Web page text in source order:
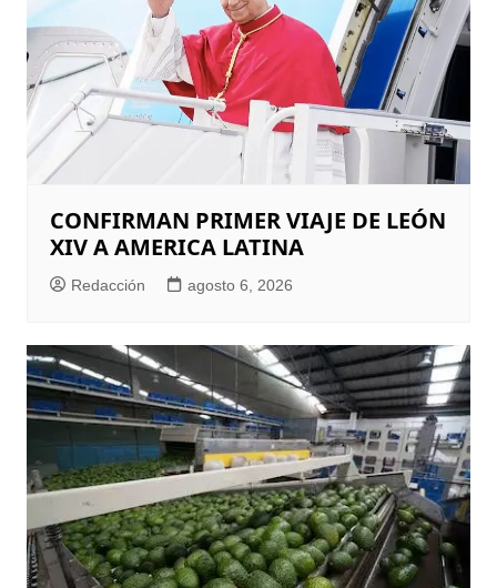
CONFIRMAN PRIMER VIAJE DE LEÓN
XIV A AMERICA LATINA
Redacción agosto 6, 2026